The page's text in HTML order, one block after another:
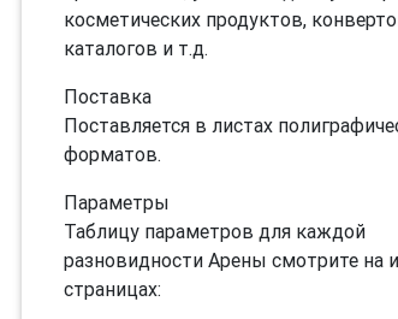
косметических продуктов,
каталогов и т.д.
Поставка
Поставляется в листах
форматов.
Параметры
Таблицу параметров для каждой
разновидности Арены смотрите на
страницах: